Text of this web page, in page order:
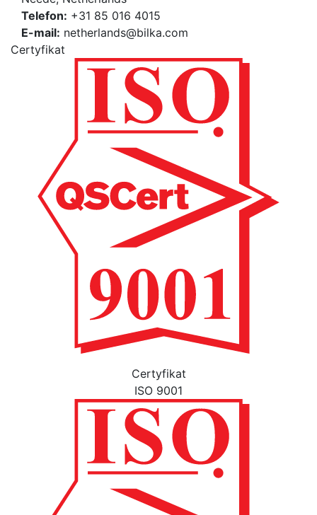
Telefon: +31 85 016 4015
E-mail: netherlands@bilka.com
Certyfikat
Certyfikat
ISO 9001